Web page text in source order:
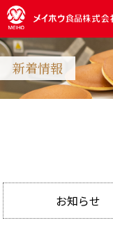
新着情報
お知らせ